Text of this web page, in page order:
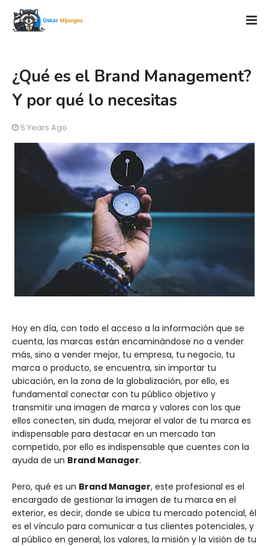
¿Qué es el Brand Management?
Y por qué lo necesitas
5 Years Ago
Hoy en día, con todo el acceso a la información que se
cuenta, las marcas están encaminándose no a vender
más, sino a vender mejor, tu empresa, tu negocio, tu
marca o producto, se encuentra, sin importar tu
ubicación, en la zona de la globalización, por ello, es
fundamental conectar con tu público objetivo y
transmitir una imagen de marca y valores con los que
ellos conecten, sin duda, mejorar el valor de tu marca es
indispensable para destacar en un mercado tan
competido, por ello es indispensable que cuentes con la
ayuda de un Brand Manager.
Pero, qué es un Brand Manager, este profesional es el
encargado de gestionar la imagen de tu marca en el
exterior, es decir, donde se ubica tu mercado potencial, él
es el vínculo para comunicar a tus clientes potenciales, y
al público en general, los valores, la misión y la visión de tu